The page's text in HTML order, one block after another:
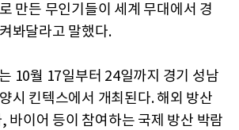
만든 무인기들이 세계 무대에서 경
봐달라고 말했다.
10월 17일부터 24일까지 경기 성남
시 킨텍스에서 개최된다. 해외 방산
바이어 등이 참여하는 국제 방산 박람